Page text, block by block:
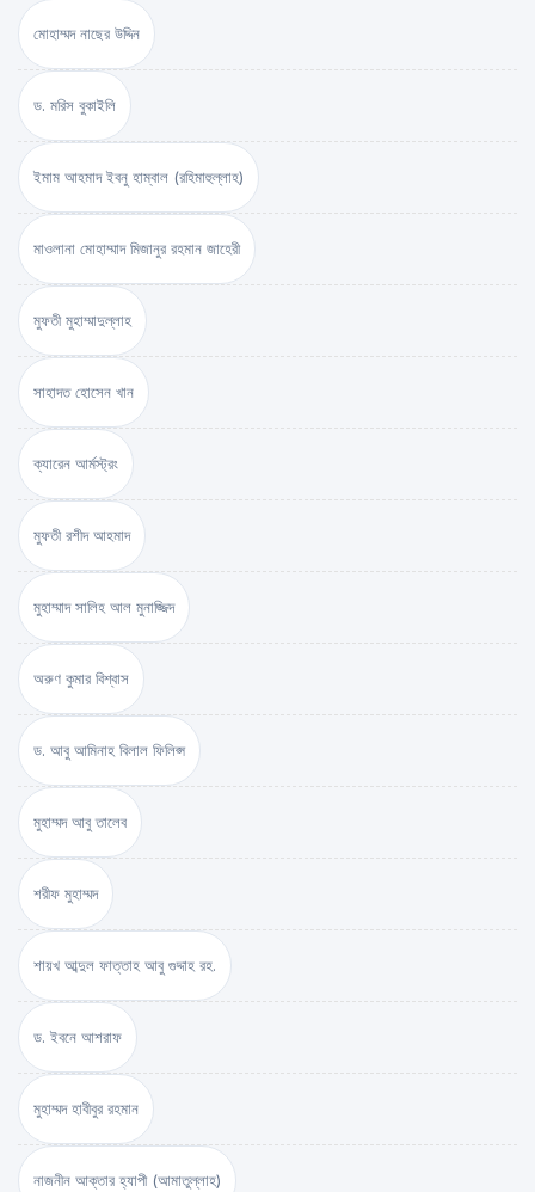
মোহাম্মদ নাছের উদ্দিন
ড. মরিস বুকাইলি
ইমাম আহমাদ ইবনু হাম্বাল (রহিমাহুল্লাহ)
মাওলানা মোহাম্মাদ মিজানুর রহমান জাহেরী
মুফতী মুহাম্মাদুল্লাহ
সাহাদত হোসেন খান
ক্যারেন আর্মস্ট্রং
মুফতী রশীদ আহমাদ
মুহাম্মাদ সালিহ আল মুনাজ্জিদ
অরুণ কুমার বিশ্বাস
ড. আবু আমিনাহ বিলাল ফিলিপ্স
মুহাম্মদ আবু তালেব
শরীফ মুহাম্মদ
শায়খ আব্দুল ফাত্তাহ আবু গুদ্দাহ রহ.
ড. ইবনে আশরাফ
মুহাম্মদ হাবীবুর রহমান
নাজনীন আক্তার হ্যাপী (আমাতুল্লাহ)